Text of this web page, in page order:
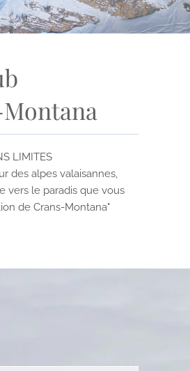
LIMITES
des alpes valaisannes,
vers le paradis que vous
de Crans-Montana"